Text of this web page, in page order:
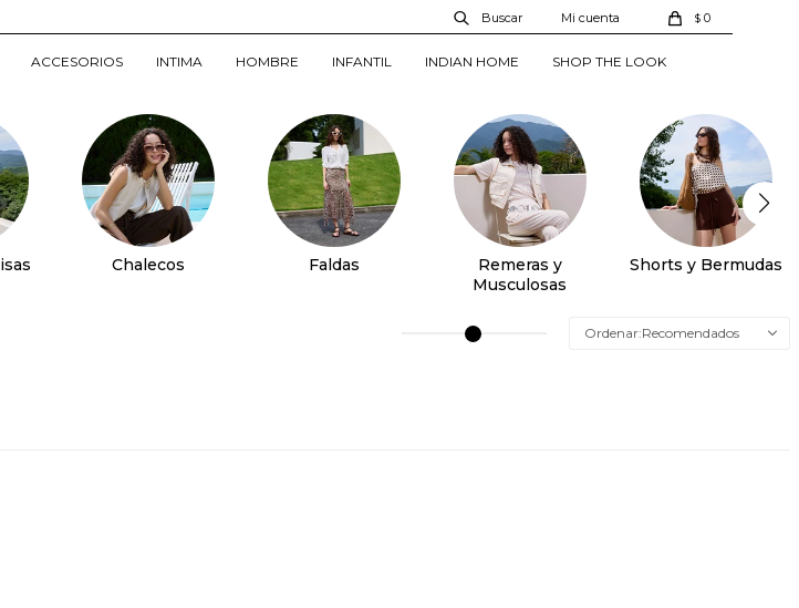
ACCESORIOS INTIMA HOMBRE INFANTIL INDIAN HOME SHOP THE LOOK
$ 0
Chalecos Faldas
Remeras y
Musculosas
Shorts y Bermudas
Recomendados